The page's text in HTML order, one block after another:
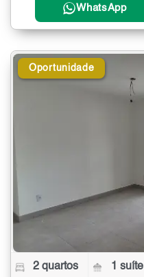
WhatsApp
Oportunidade
2 quartos 1 suíte